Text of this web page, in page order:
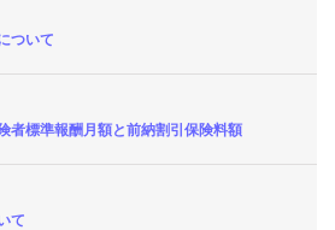
ついて
標準報酬月額と前納割引保険料額
て